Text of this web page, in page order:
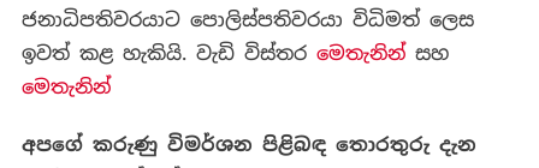
ජනාධිපතිවරයාට පොලිස්පතිවරයා විධිමත් ලෙස
ඉවත් කළ හැකියි. වැඩි විස්තර මෙතැනින්සහ
මෙතැනින්
අපගේ කරුණු විමර්ශන පිළිබඳ තොරතුරු දැන